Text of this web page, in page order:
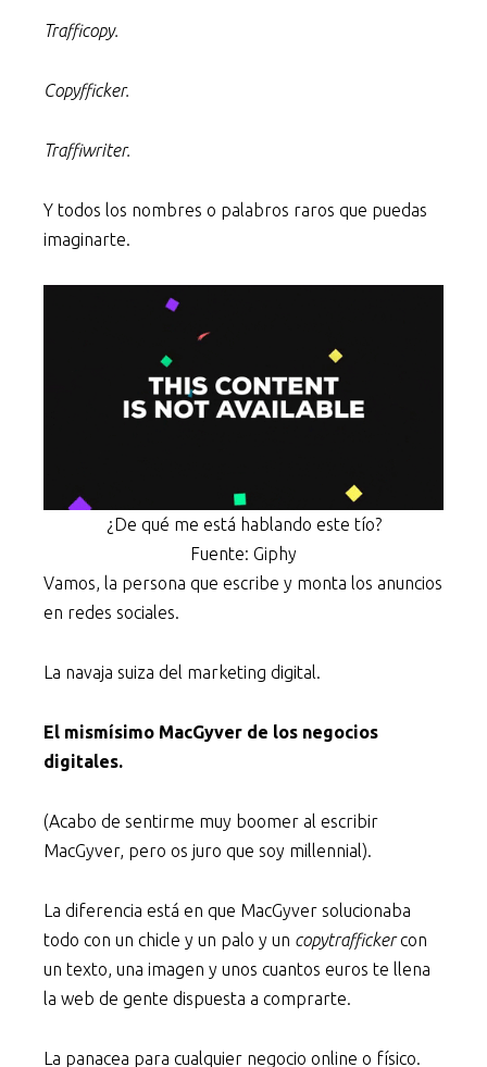
Trafficopy.
Copyfficker.
Traffiwriter.
Y todos los nombres o palabros raros que puedas
imaginarte.
¿De qué me está hablando este tío?
Fuente: Giphy
Vamos, la persona que escribe y monta los anuncios
en redes sociales.
La navaja suiza del marketing digital.
El mismísimo MacGyver de los negocios
digitales.
(Acabo de sentirme muy boomer al escribir
MacGyver, pero os juro que soy millennial).
La diferencia está en que MacGyver solucionaba
todo con un chicle y un palo y un copytraffickercon
un texto, una imagen y unos cuantos euros te llena
la web de gente dispuesta a comprarte.
La panacea para cualquier negocio online o físico.